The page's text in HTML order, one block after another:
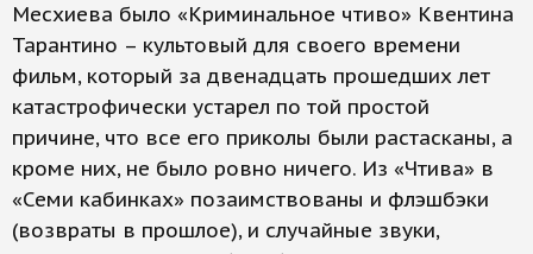
Месхиева было «Криминальное чтиво» Квентина
Тарантино – культовый для своего времени
фильм, который за двенадцать прошедших лет
катастрофически устарел по той простой
причине, что все его приколы были растасканы, а
кроме них, не было ровно ничего. Из «Чтива» в
«Семи кабинках» позаимствованы и флэшбэки
(возвраты в прошлое), и случайные звуки,